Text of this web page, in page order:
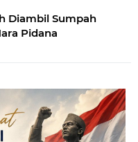
Diambil Sumpah
Pidana